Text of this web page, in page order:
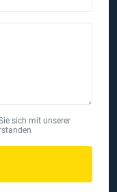
sich mit unserer